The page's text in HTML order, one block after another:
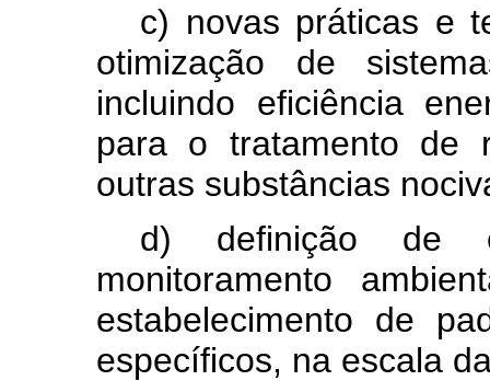
c) novas práticas e
otimização de
incluindo eficiência
para o tratamento de
outras substâncias
d) definição de
monitoramento
estabelecimento de
específicos, na escala